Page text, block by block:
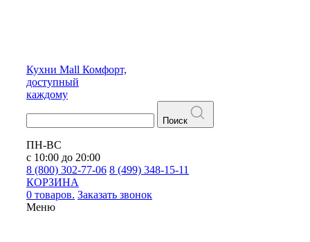
Кухни Mall Комфорт,
доступный
каждому
Поиск
ПН-ВС
с 10:00 до 20:00
8 (800) 302-77-06 8 (499) 348-15-11
КОРЗИНА
0 товаров. Заказать звонок
Меню